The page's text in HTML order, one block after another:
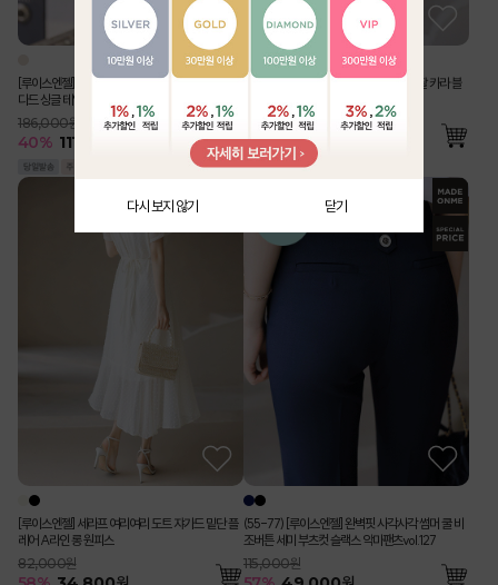
[루이스엔젤] 사각사각 린넨 라이크 벨트SET 스탠
다드 싱글 테일러드 자켓
186,000원
40% 111,500
[Theonme] 구김 Zero 링클 지지미 반팔 카라 블
76,000원
55% 34,500
[루이스엔젤] 세라프 여리여리 도트 쟈가드 밑단 플
레어 A라인 롱 원피스
82,000원
(55-77) [루이스엔젤] 완벽핏 사각사각 썸머 쿨 비
조버튼 세미 부츠컷 슬랙스 악마팬츠vol.127
115,000원
다시 보지 않기 닫기